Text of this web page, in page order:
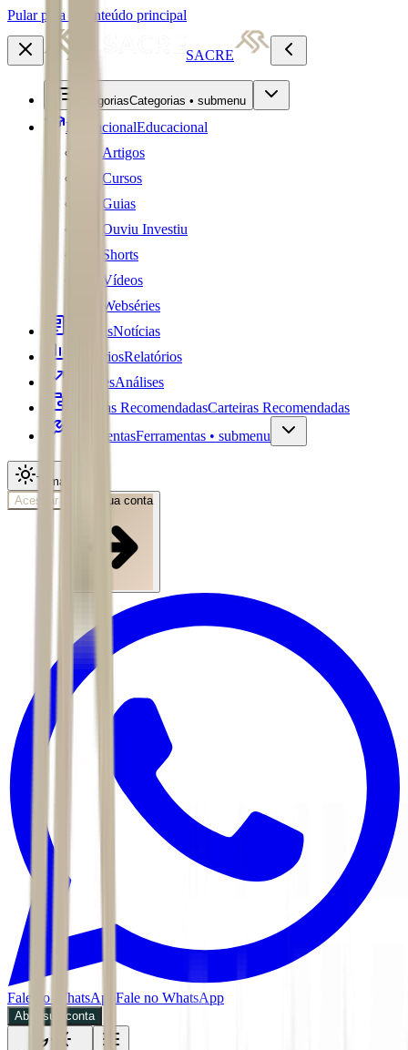
Pular para o conteúdo principal
SACRE
CategoriasCategorias • submenu
EducacionalEducacional
Artigos
Cursos
Guias
Ouviu Investiu
Shorts
Vídeos
Webséries
NotíciasNotícias
RelatóriosRelatórios
AnálisesAnálises
Carteiras RecomendadasCarteiras Recomendadas
FerramentasFerramentas • submenu
Tema
Acessar
Abra sua conta
Fale no WhatsApp Fale no WhatsApp
Abra sua conta